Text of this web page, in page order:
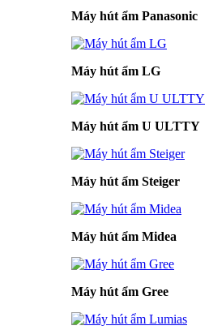
Máy hút ẩm Panasonic
Máy hút ẩm LG
Máy hút ẩm U ULTTY
Máy hút ẩm Steiger
Máy hút ẩm Midea
Máy hút ẩm Gree